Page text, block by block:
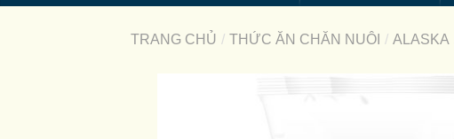
TRANG CHỦ / THỨC ĂN CHĂN NUÔI / ALASKA